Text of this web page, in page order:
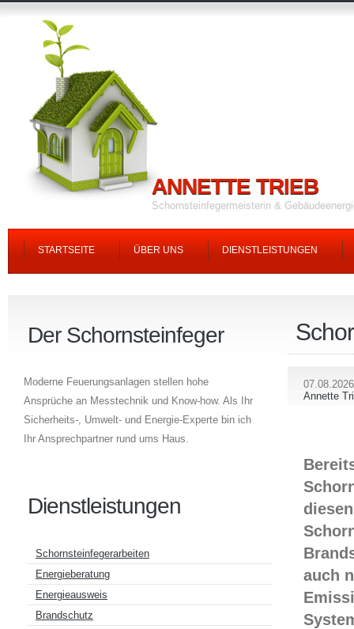
ANNETTE TRIEB
Schornsteinfegermeisterin &
STARTSEITE ÜBER UNS DIENSTLEISTUNGEN
Annette
auch
Der Schornsteinfeger
Moderne Feuerungsanlagen stellen hohe
Ansprüche an Messtechnik und Know-how. Als Ihr
Sicherheits-, Umwelt- und Energie-Experte bin ich
Ihr Ansprechpartner rund ums Haus.
Dienstleistungen
Schornsteinfegerarbeiten
Energieberatung
Energieausweis
Brandschutz